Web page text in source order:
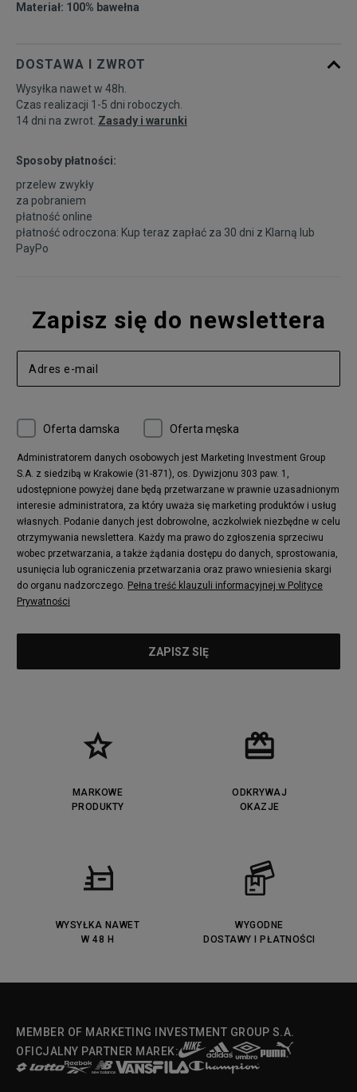
Materiał: 100% bawełna
DOSTAWA I ZWROT
Wysyłka nawet w 48h.
Czas realizacji 1-5 dni roboczych.
14 dni na zwrot. Zasady i warunki
Sposoby płatności:
przelew zwykły
za pobraniem
płatność online
płatność odroczona: Kup teraz zapłać za 30 dni z Klarną lub
PayPo
Zapisz się do newslettera
Oferta damska Oferta męska
Administratorem danych osobowych jest Marketing Investment Group
S.A. z siedzibą w Krakowie (31-871), os. Dywizjonu 303 paw. 1,
udostępnione powyżej dane będą przetwarzane w prawnie uzasadnionym
interesie administratora, za który uważa się marketing produktów i usług
własnych. Podanie danych jest dobrowolne, aczkolwiek niezbędne w celu
otrzymywania newslettera. Każdy ma prawo do zgłoszenia sprzeciwu
wobec przetwarzania, a także żądania dostępu do danych, sprostowania,
usunięcia lub ograniczenia przetwarzania oraz prawo wniesienia skargi
do organu nadzorczego. Pełna treść klauzuli informacyjnej w Polityce
Prywatności
MARKOWE
PRODUKTY
ODKRYWAJ
OKAZJE
WYSYŁKA NAWET
W 48 H
WYGODNE
DOSTAWY I PŁATNOŚCI
MEMBER OF MARKETING INVESTMENT GROUP S.A.
OFICJALNY PARTNER MAREK: